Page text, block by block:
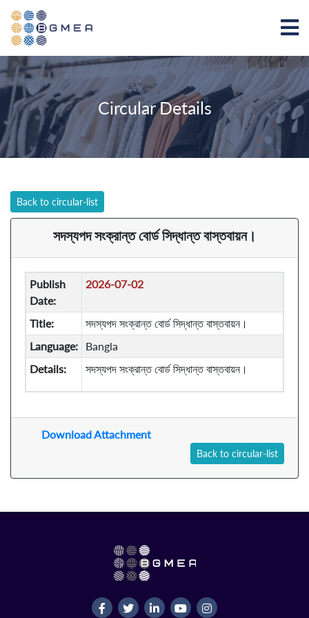
Circular Details
Back to circular-list
সদস্যপদ সংক্রান্ত বোর্ড সিদ্ধান্ত বাস্তবায়ন।
Publish
Date:
2026-07-02
Title:
সদস্যপদ সংক্রান্ত বোর্ড সিদ্ধান্ত বাস্তবায়ন।
Language:
Bangla
Details:
সদস্যপদ সংক্রান্ত বোর্ড সিদ্ধান্ত বাস্তবায়ন।
Download Attachment
Back to circular-list